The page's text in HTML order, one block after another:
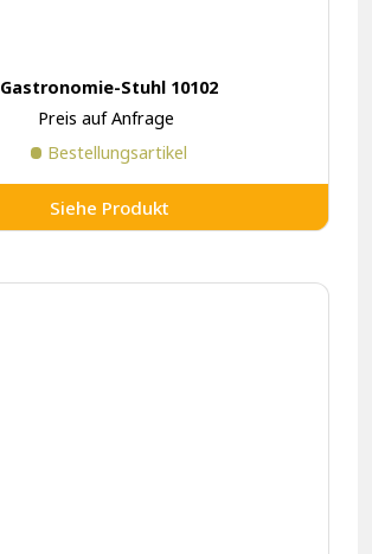
Gastronomie-Stuhl 10102
Preis auf Anfrage
Bestellungsartikel
Siehe Produkt